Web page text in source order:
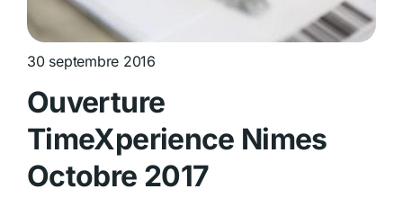
30 septembre 2016
Ouverture
TimeXperience Nimes
Octobre 2017